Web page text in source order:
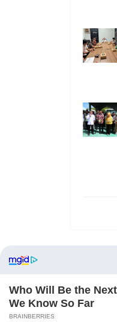
Home Tentang Kontak